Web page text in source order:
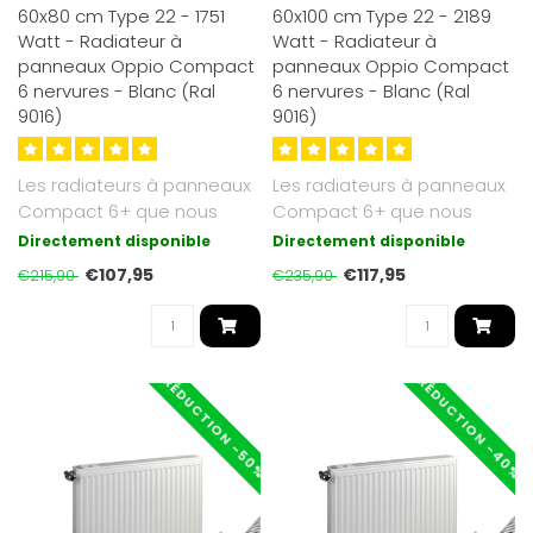
60x80 cm Type 22 - 1751
Watt - Radiateur à
panneaux Oppio Compact
6 nervures - Blanc (Ral
9016)
Les radiateurs à panneaux
Compact 6+ que nous
proposons sont d'un blanc
soyeux ..
Directement disponible
€215,90 €107,95
60x100 cm Type 22 - 2189
Watt - Radiateur à
panneaux Oppio Compact
6 nervures - Blanc (Ral
9016)
Les radiateurs à panneaux
Compact 6+ que nous
proposons sont d'un blanc
soyeux ..
Directement disponible
€235,90 €117,95
RÉDUCTION -50% RÉDUCTION -40%